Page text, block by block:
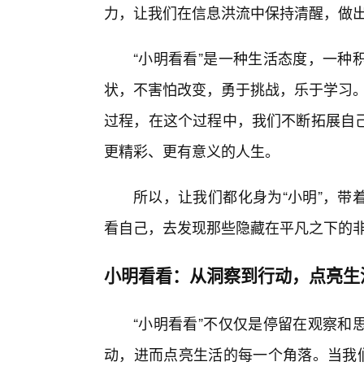
力，让我们在信息洪流中保持清醒，做
“小明看看”是一种生活态度，一
状，不害怕改变，勇于挑战，乐于学习
过程，在这个过程中，我们不断拓展
更精彩、更有意义的人生。
所以，让我们都化身为“小明”，
看自己，去发现那些隐藏在平凡之下的
小明看看：从洞察到行动，点亮
“小明看看”不仅仅是停留在观察
动，进而点亮生活的每一个角落。当